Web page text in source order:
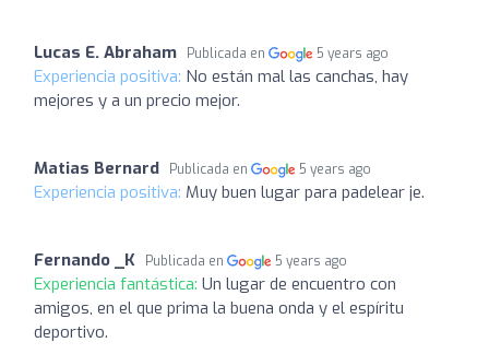
Lucas E. Abraham Publicada en 5 years ago
Experiencia positiva: No están mal las canchas, hay
mejores y a un precio mejor.
Matias Bernard Publicada en 5 years ago
Experiencia positiva: Muy buen lugar para padelear je.
Fernando _K Publicada en 5 years ago
Experiencia fantástica: Un lugar de encuentro con
amigos, en el que prima la buena onda y el espíritu
deportivo.